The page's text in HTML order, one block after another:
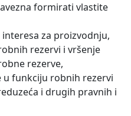
formirati vlastite
za proizvodnju,
rezervi i vršenje
rezerve,
u funkciju robnih rezervi
i drugih pravnih i